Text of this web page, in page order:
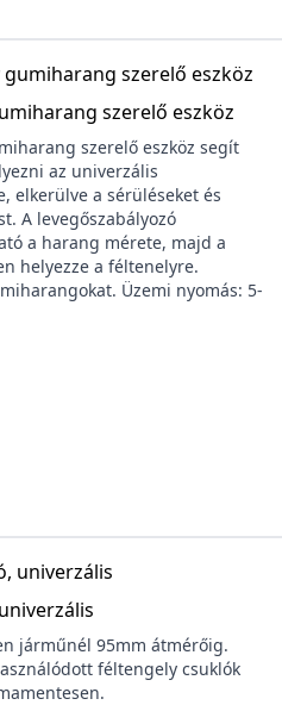
szerelő eszköz
szerelő eszköz segít
az univerzális
elkerülve a sérüléseket és
A levegőszabályozó
a harang mérete, majd a
helyezze a féltenelyre.
Üzemi nyomás: 5-
járműnél 95mm átmérőig.
féltengely csuklók